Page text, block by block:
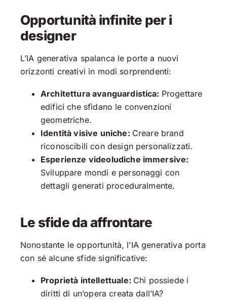
Opportunità infinite per i
designer
L’IA generativa spalanca le porte a nuovi
orizzonti creativi in modi sorprendenti:
Architettura avanguardistica: Progettare
edifici che sfidano le convenzioni
geometriche.
Identità visive uniche: Creare brand
riconoscibili con design personalizzati.
Esperienze videoludiche immersive:
Sviluppare mondi e personaggi con
dettagli generati proceduralmente.
Le sfide da affrontare
Nonostante le opportunità, l’IA generativa porta
con sé alcune sfide significative:
Proprietà intellettuale: Chi possiede i
diritti di un’opera creata dall’IA?